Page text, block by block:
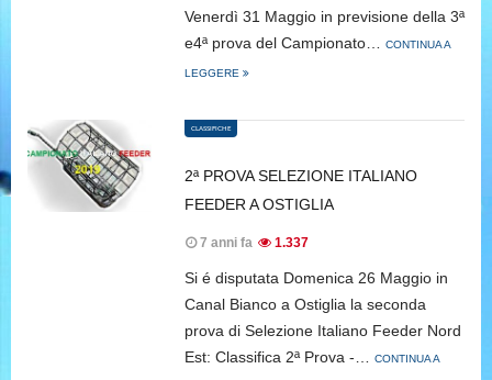
Venerdì 31 Maggio in previsione della 3ª
e4ª prova del Campionato…
CONTINUA A
LEGGERE
CLASSIFICHE
2ª PROVA SELEZIONE ITALIANO
FEEDER A OSTIGLIA
7 anni fa 1.337
Si é disputata Domenica 26 Maggio in
Canal Bianco a Ostiglia la seconda
prova di Selezione Italiano Feeder Nord
Est: Classifica 2ª Prova -…
CONTINUA A